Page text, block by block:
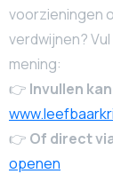
voorzieningen
verdwijnen?
mening:
👉 Invullen
👉 Of direct
openen